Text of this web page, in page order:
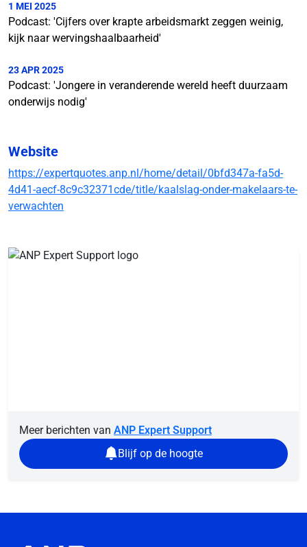
1 MEI 2025
Podcast: 'Cijfers over krapte arbeidsmarkt zeggen weinig,
kijk naar wervingshaalbaarheid'
23 APR 2025
Podcast: 'Jongere in veranderende wereld heeft duurzaam
onderwijs nodig'
Website
https://expertquotes.anp.nl/home/detail/0bfd347a-fa5d-
4d41-aecf-8c9c32371cde/title/kaalslag-onder-makelaars-te-
verwachten
Meer berichten van ANP Expert Support
Blijf op de hoogte